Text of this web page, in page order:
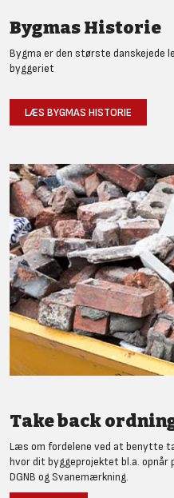
Bygmas Historie
Bygma er den største danskejede
byggeriet
LÆS BYGMAS HISTORIE
Take back
Læs om fordelene ved at benytte
hvor dit byggeprojektet bl.a.
DGNB og Svanemærkning.